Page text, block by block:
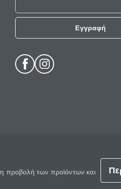
Εγγραφή
προβολή των προϊόντων και